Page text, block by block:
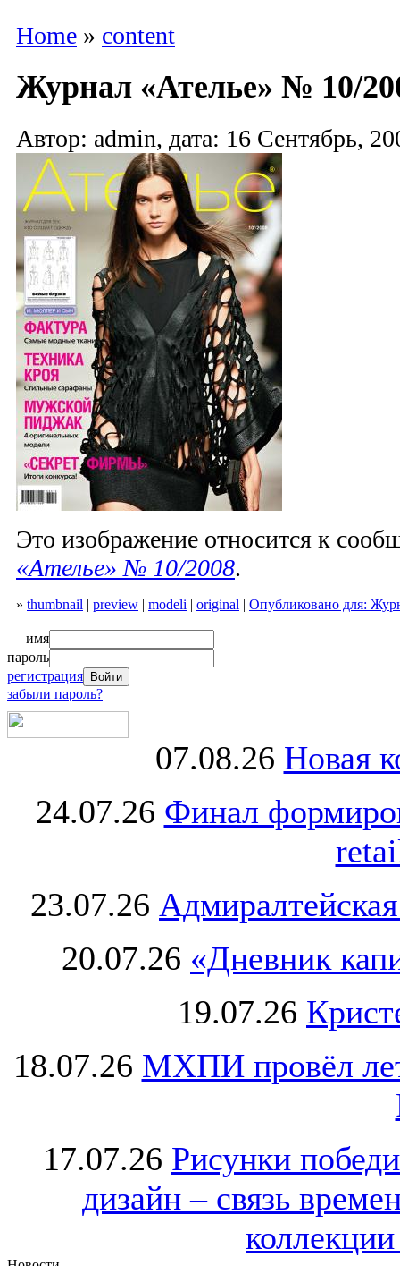
Home » content
Журнал «Ателье» № 10/
Автор: admin, дата: 16 Сентябрь,
Это изображение относится к
«Ателье» № 10/2008.
» thumbnail | preview | modeli | original | Опубликовано для:
имя
пароль
регистрация
забыли пароль?
07.08.26 Новая
24.07.26 Финал
23.07.26
20.07.26 «Дневник
19.07.26
18.07.26 МХПИ провёл
17.07.26 Рисунки
дизайн – связь